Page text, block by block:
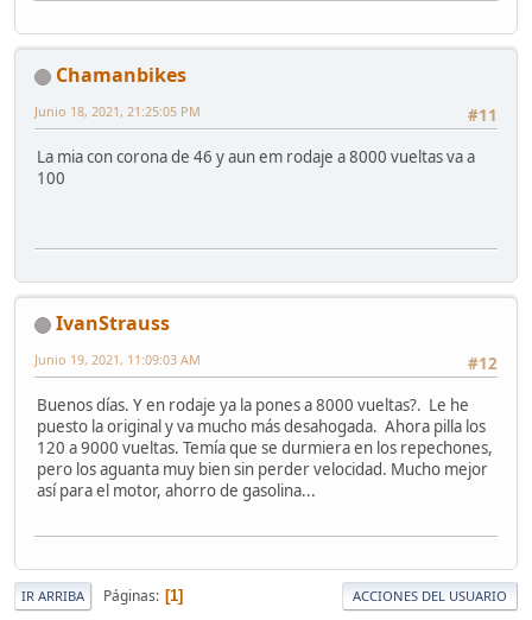
Chamanbikes
#11
Junio 18, 2021, 21:25:05 PM
La mia con corona de 46 y aun em rodaje a 8000 vueltas va a
100
IvanStrauss
#12
Junio 19, 2021, 11:09:03 AM
Buenos días. Y en rodaje ya la pones a 8000 vueltas?. Le he
puesto la original y va mucho más desahogada. Ahora pilla los
120 a 9000 vueltas. Temía que se durmiera en los repechones,
pero los aguanta muy bien sin perder velocidad. Mucho mejor
así para el motor, ahorro de gasolina...
IR ARRIBA Páginas 1 ACCIONES DEL USUARIO